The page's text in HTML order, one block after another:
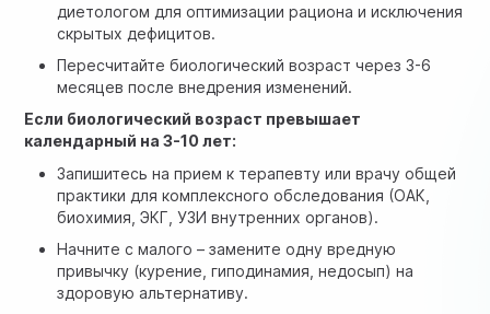
диетологом для оптимизации рациона и исключения
скрытых дефицитов.
Пересчитайте биологический возраст через 3-6
месяцев после внедрения изменений.
Если биологический возраст превышает
календарный на 3-10 лет:
Запишитесь на прием к терапевту или врачу общей
практики для комплексного обследования (ОАК,
биохимия, ЭКГ, УЗИ внутренних органов).
Начните с малого – замените одну вредную
привычку (курение, гиподинамия, недосып) на
здоровую альтернативу.